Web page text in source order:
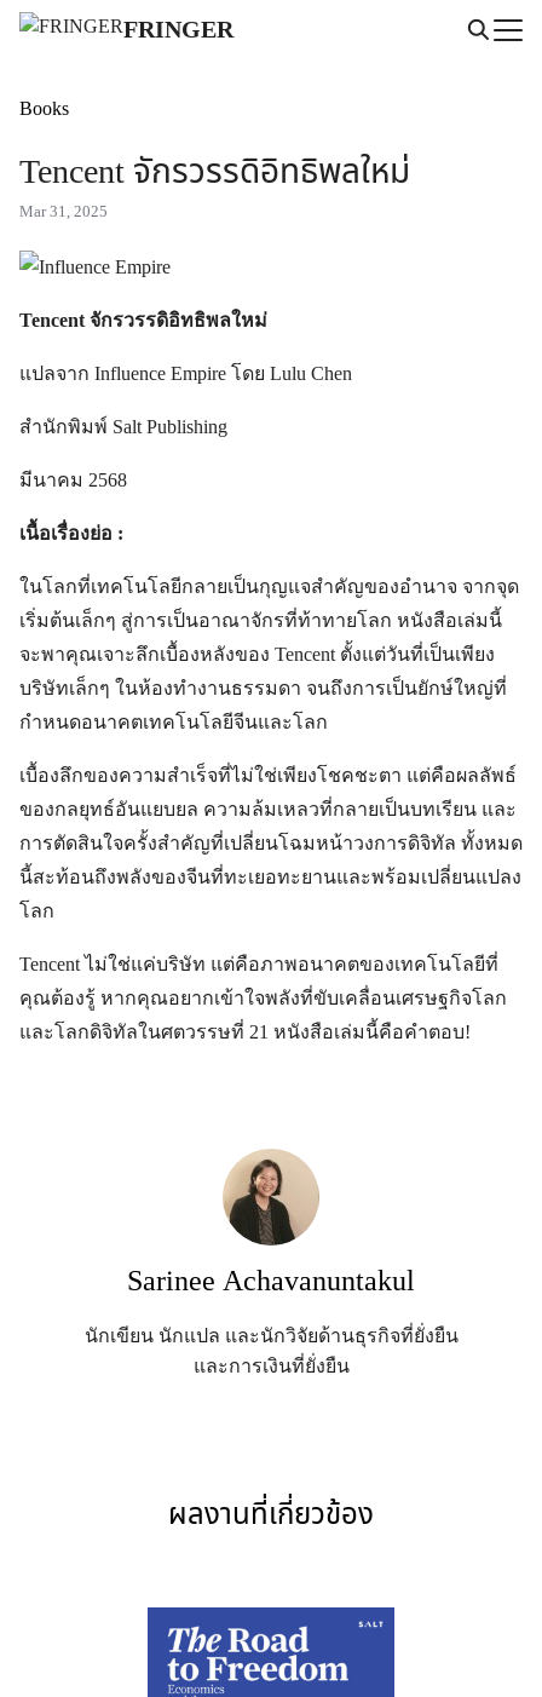
Skip
FRINGER
for:
Books
Tencent จักรวรรดิอิทธิพลใหม่
Mar 31, 2025
Tencent จักรวรรดิอิทธิพลใหม่
แปลจาก Influence Empire โดย Lulu Chen
สำนักพิมพ์ Salt Publishing
มีนาคม 2568
เนื้อเรื่องย่อ :
ในโลกที่เทคโนโลยีกลายเป็นกุญแจสำคัญของอำนาจ จากจุด
เริ่มต้นเล็กๆ สู่การเป็นอาณาจักรที่ท้าทายโลก หนังสือเล่มนี้
จะพาคุณเจาะลึกเบื้องหลังของ Tencent ตั้งแต่วันที่เป็นเพียง
บริษัทเล็กๆ ในห้องทำงานธรรมดา จนถึงการเป็นยักษ์ใหญ่ที่
กำหนดอนาคตเทคโนโลยีจีนและโลก
เบื้องลึกของความสำเร็จที่ไม่ใช่เพียงโชคชะตา แต่คือผลลัพธ์
ของกลยุทธ์อันแยบยล ความล้มเหลวที่กลายเป็นบทเรียน และ
การตัดสินใจครั้งสำคัญที่เปลี่ยนโฉมหน้าวงการดิจิทัล ทั้งหมด
นี้สะท้อนถึงพลังของจีนที่ทะเยอทะยานและพร้อมเปลี่ยนแปลง
โลก
Tencent ไม่ใช่แค่บริษัท แต่คือภาพอนาคตของเทคโนโลยีที่
คุณต้องรู้ หากคุณอยากเข้าใจพลังที่ขับเคลื่อนเศรษฐกิจโลก
และโลกดิจิทัลในศตวรรษที่ 21 หนังสือเล่มนี้คือคำตอบ!
Sarinee Achavanuntakul
นักเขียน นักแปล และนักวิจัยด้านธุรกิจที่ยั่งยืน
และการเงินที่ยั่งยืน
ผลงานที่เกี่ยวข้อง